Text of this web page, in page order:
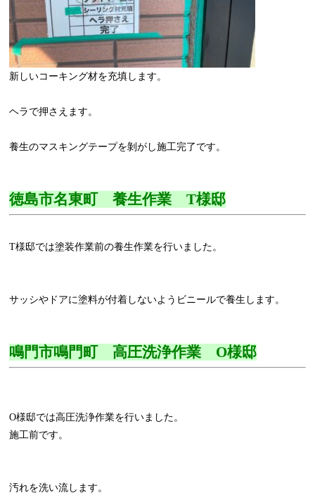
新しいコーキング材を充填します。
ヘラで押さえます。
養生のマスキングテープを剝がし施工完了です。
徳島市名東町 養生作業 T様邸
T様邸では塗装作業前の養生作業を行いました。
サッシやドアに塗料が付着しないようビニールで養生します。
鳴門市鳴門町 高圧洗浄作業 O様邸
O様邸では高圧洗浄作業を行いました。
施工前です。
汚れを洗い流します。